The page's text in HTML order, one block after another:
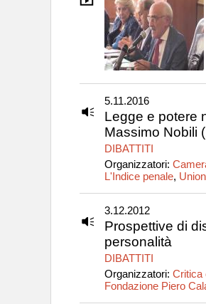
5.11.2016
Legge e potere
Massimo Nobili
DIBATTITI
Organizzatori:
L'Indice penale,
3.12.2012
Prospettive di
personalità
DIBATTITI
Organizzatori: Critica
Fondazione Piero